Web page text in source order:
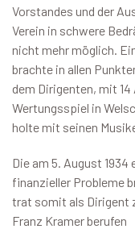
Vorstandes und der
Verein in schwere
nicht mehr möglich.
brachte in allen
dem Dirigenten, mit
Wertungsspiel in
holte mit seinen
Die am 5. August
finanzieller Probleme
trat somit als Dirigent
Franz Kramer berufen